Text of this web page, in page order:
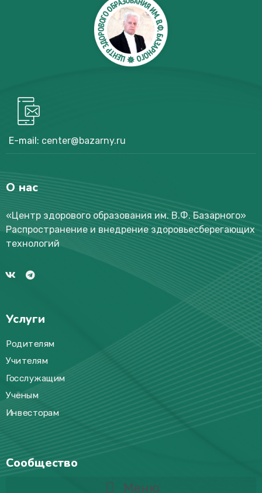
E-mail: center@bazarny.ru
О нас
«Центр здорового образования им. В.Ф. Базарного»
Распространение и внедрение здоровьесберегающих
технологий
Услуги
Родителям
Учителям
Госслужащим
Учёным
Инвесторам
Сообщество
Меню